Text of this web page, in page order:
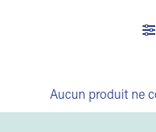
Aucun produit ne